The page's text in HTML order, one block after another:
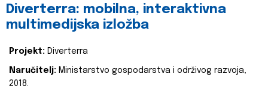
Diverterra: mobilna, interaktivna
multimedijska izložba
Projekt: Diverterra
Naručitelj: Ministarstvo gospodarstva i održivog razvoja,
2018.